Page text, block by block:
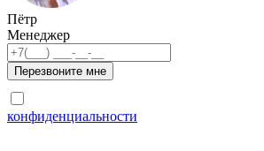
Пётр
Менеджер
Перезвоните мне
конфиденциальности